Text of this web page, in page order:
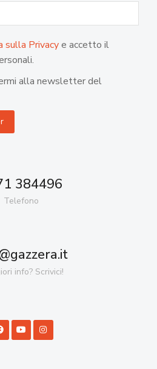
sulla Privacye accetto il
alla newsletter del
384496
Telefono
info? Scrivici!